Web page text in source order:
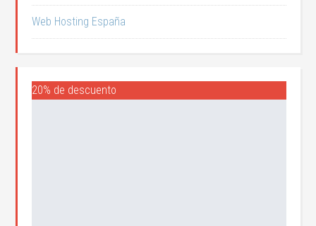
Web Hosting España
20% de descuento